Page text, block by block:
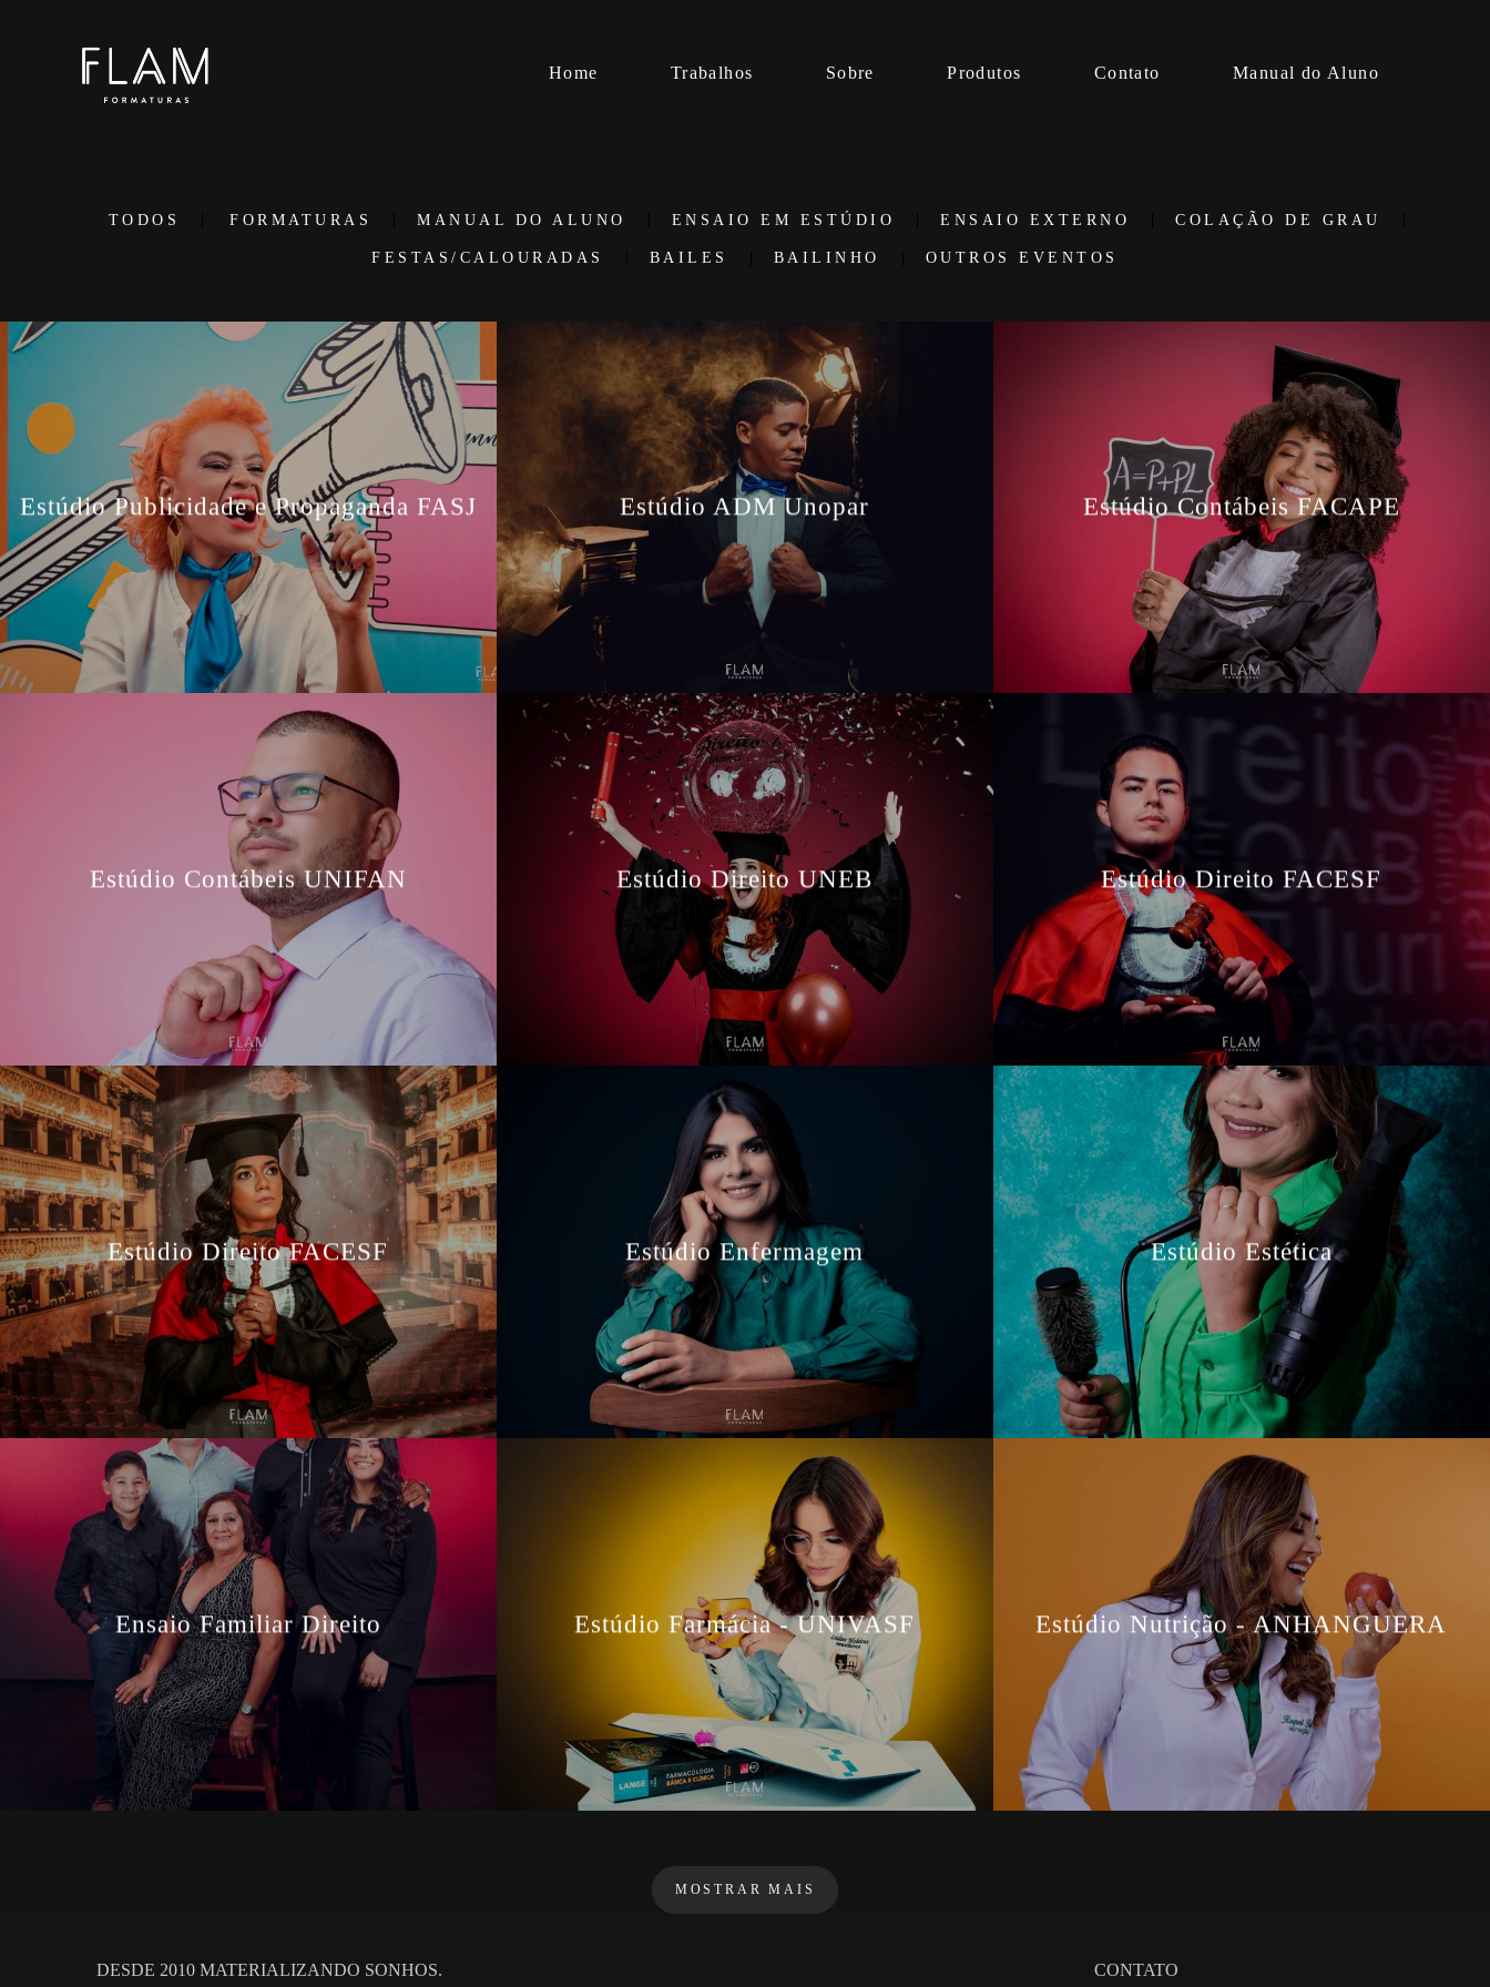
Home Trabalhos Sobre Produtos Contato Manual do Aluno
TODOS FORMATURAS MANUAL DO ALUNO ENSAIO EM ESTÚDIO ENSAIO EXTERNO COLAÇÃO DE GRAU
FESTAS/CALOURADAS BAILES BAILINHO OUTROS EVENTOS
Estúdio Publicidade e Propaganda FASJ Estúdio ADM Unopar Estúdio Contábeis FACAPE
Estúdio Contábeis UNIFAN Estúdio Direito UNEB Estúdio Direito FACESF
Estúdio Direito FACESF Estúdio Enfermagem Estúdio Estética
Ensaio Familiar Direito Estúdio Farmácia - UNIVASF Estúdio Nutrição - ANHANGUERA
MOSTRAR MAIS
DESDE 2010 MATERIALIZANDO SONHOS. CONTATO